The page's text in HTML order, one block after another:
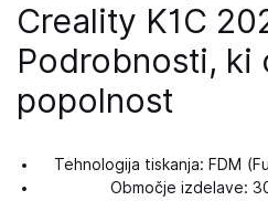
Creality K1C
Podrobnosti, ki
popolnost
Tehnologija tiskanja: FDM
Območje izdelave: